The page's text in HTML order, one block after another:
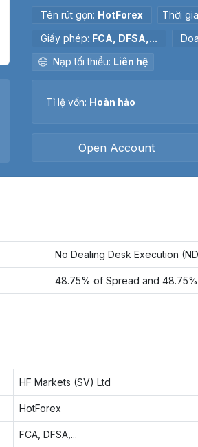
Tên rút gọn: HotForex Thời
Giấy phép: FCA, DFSA,...
Nạp tối thiểu: Liên hệ
Tỉ lệ vốn: Hoàn hảo
Open Account
No Dealing Desk Execution
48.75% of Spread and
HF Markets (SV) Ltd
HotForex
FCA, DFSA,...